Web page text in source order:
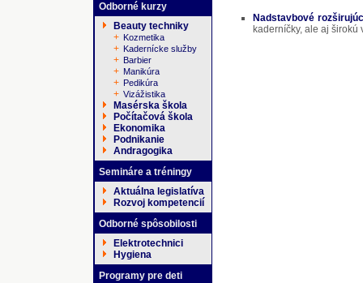
Odborné kurzy
Beauty techniky
+ Kozmetika
+ Kadernícke služby
+ Barbier
+ Manikúra
+ Pedikúra
+ Vizážistika
Masérska škola
Počítačová škola
Ekonomika
Podnikanie
Andragogika
Semináre a tréningy
Aktuálna legislatíva
Rozvoj kompetencií
Odborné spôsobilosti
Elektrotechnici
Hygiena
Programy pre deti
Nadstavbové
kaderníčky, ale aj